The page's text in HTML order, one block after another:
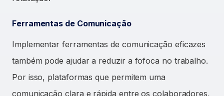
Ferramentas de Comunicação
Implementar ferramentas de comunicação eficazes
também pode ajudar a reduzir a fofoca no trabalho.
Por isso, plataformas que permitem uma
comunicação clara e rápida entre os colaboradores,